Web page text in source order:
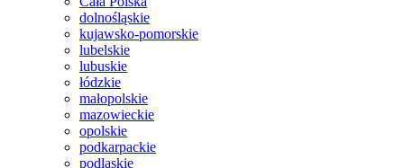
dolnośląskie
kujawsko-pomorskie
lubelskie
lubuskie
łódzkie
małopolskie
mazowieckie
opolskie
podkarpackie
podlaskie